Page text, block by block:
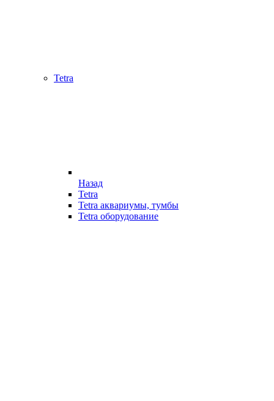
Tetra
Назад
Tetra
Tetra аквариумы, тумбы
Tetra оборудование